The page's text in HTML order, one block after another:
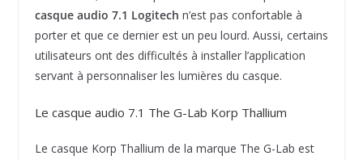
casque audio 7.1 Logitech n’est pas confortable à
porter et que ce dernier est un peu lourd. Aussi, certains
utilisateurs ont des difficultés à installer l’application
servant à personnaliser les lumières du casque.
Le casque audio 7.1 The G-Lab Korp Thallium
Le casque Korp Thallium de la marque The G-Lab est